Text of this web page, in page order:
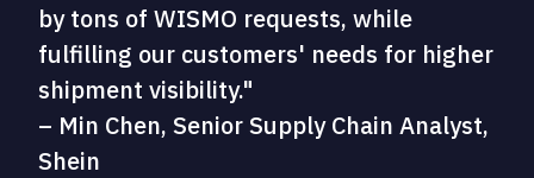
by tons of WISMO requests, while
fulfilling our customers' needs for higher
shipment visibility."
– Min Chen, Senior Supply Chain Analyst,
Shein